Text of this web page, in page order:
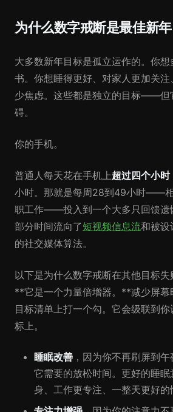
为什么数字戒断是最佳新
大多数新年目标是孤立运作的。你
书。你想睡得更好、对家人更加关
少焦虑。这些都是独立的目标——但
碍。
你的手机。
普通人每天花在手机上超过四个小时
小时。那就是每周28到49小时——
职工作——投入到一个大多只回馈遗
部分时间流向了短视频信息流和被设
的社交媒体算法。
以下是为什么数字戒断在其他目标失
**它是一个力量倍增器。**减少屏幕
目标清单上打一个勾。它会级联到
标上。
睡眠改善 ，因为你不再刷屏到
它需要的放松时间。更好的睡
身、工作更专注、一整天更好的